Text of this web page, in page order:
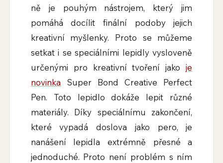
ně je pouhým nástrojem, který jim
pomáhá docílit finální podoby jejich
kreativní myšlenky. Proto se můžeme
setkat i se speciálními lepidly vysloveně
určenými pro kreativní tvoření jakoje
novinka Super Bond Creative Perfect
Pen. Toto lepidlo dokáže lepit různé
materiály. Díky speciálnímu zakončení,
které vypadá doslova jako pero, je
nanášení lepidla extrémně přesné a
jednoduché. Proto není problém s ním